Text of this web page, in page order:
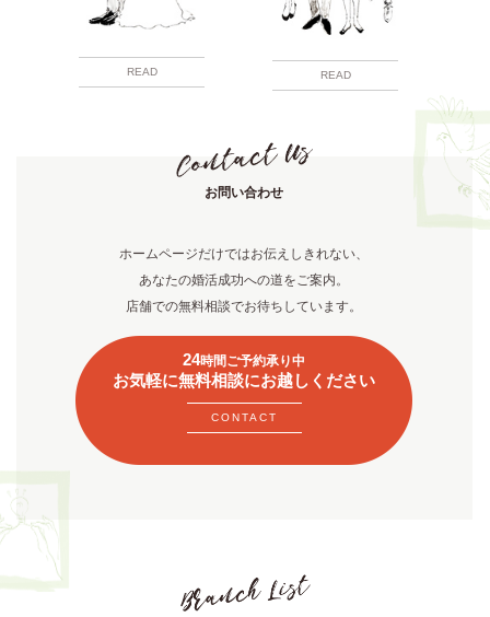
READ READ
お問い合わせ
ホームページだけではお伝えしきれない、
あなたの婚活成功への道をご案内。
店舗での無料相談でお待ちしています。
24時間ご予約承り中
お気軽に無料相談にお越しください
CONTACT